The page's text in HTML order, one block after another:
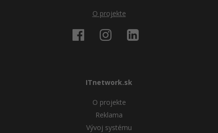
O projekte
ITnetwork.sk
O projekte
Reklama
Vývoj systému